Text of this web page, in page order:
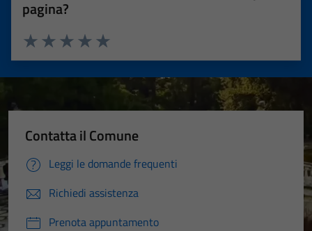
pagina?
Valuta 5 stelle su 5
Valuta 4 stelle su 5
Valuta 3 stelle su 5
Valuta 2 stelle su 5
Valuta 1 stelle su 5
Contatta il Comune
Leggi le domande frequenti
Richiedi assistenza
Prenota appuntamento